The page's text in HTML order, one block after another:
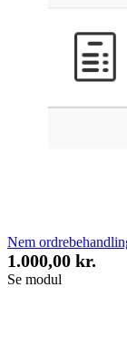
Nem
1.000,00 kr.
Se modul